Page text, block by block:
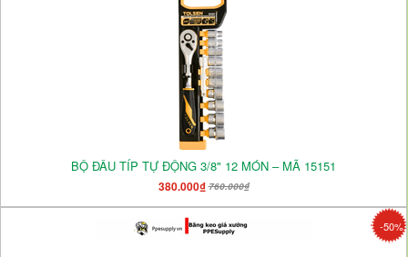
BỘ ĐẦU TÍP TỰ ĐỘNG 3/8" 12 MÓN – MÃ 15151
380.000₫760.000₫
-50%